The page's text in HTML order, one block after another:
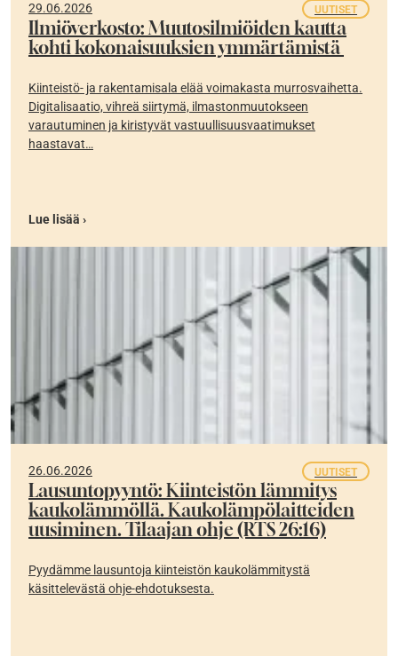
29.06.2026 UUTISET
Ilmiöverkosto: Muutosilmiöiden kautta
kohti kokonaisuuksien ymmärtämistä
Kiinteistö- ja rakentamisala elää voimakasta murrosvaihetta.
Digitalisaatio, vihreä siirtymä, ilmastonmuutokseen
varautuminen ja kiristyvät vastuullisuusvaatimukset
haastavat…
Lue lisää ›
26.06.2026 UUTISET
Lausuntopyyntö: Kiinteistön lämmitys
kaukolämmöllä. Kaukolämpölaitteiden
uusiminen. Tilaajan ohje (RTS 26:16)
Pyydämme lausuntoja kiinteistön kaukolämmitystä
käsittelevästä ohje-ehdotuksesta.